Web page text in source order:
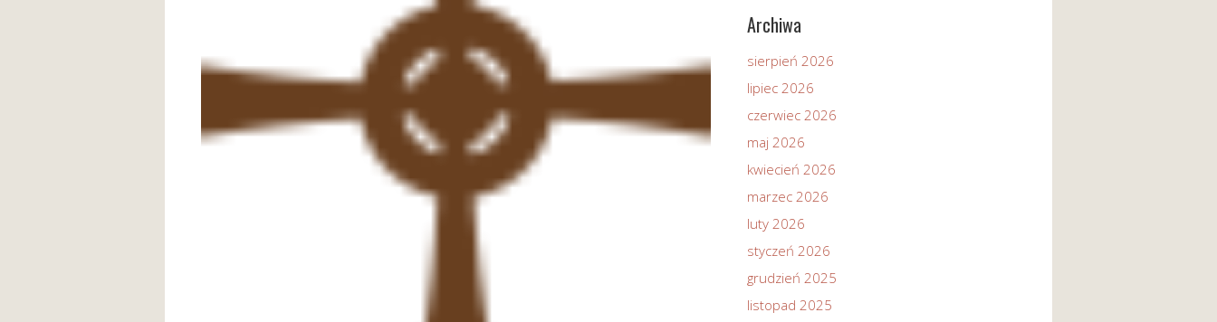
Archiwa
sierpień 2026
lipiec 2026
czerwiec 2026
maj 2026
kwiecień 2026
marzec 2026
luty 2026
styczeń 2026
grudzień 2025
listopad 2025